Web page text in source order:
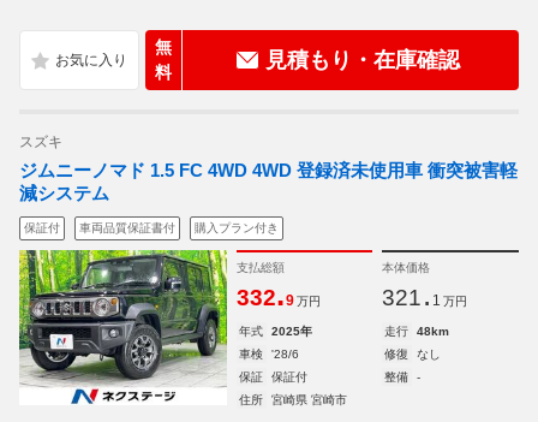
無
料
見積もり・在庫確認
スズキ
ジムニーノマド 1.5 FC 4WD 4WD 登録済未使用車 衝突被害軽
減システム
保証付 車両品質保証書付 購入プラン付き
支払総額
332.9 万円
本体価格
321. 1 万円
年式 2025年 走行
48km
車検
'28/6 修復
なし
保証
保証付 整備
-
住所
宮崎県 宮崎市